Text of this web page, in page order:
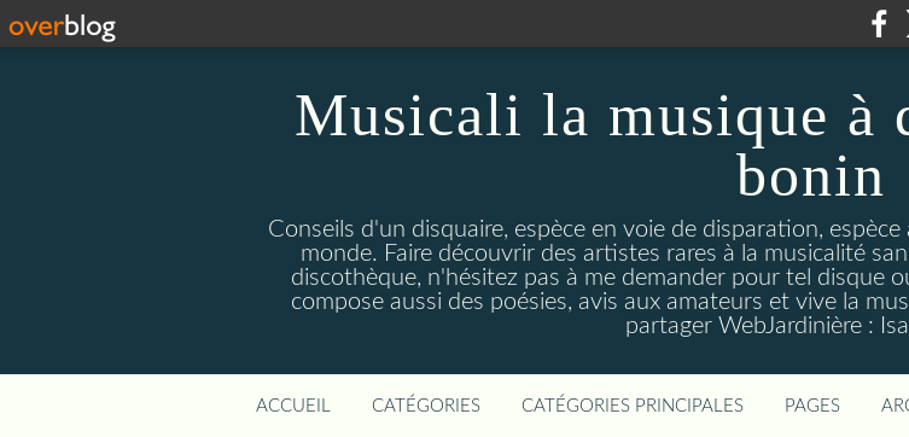
Musicali la musique à
bonin
Conseils d'un disquaire, espèce en voie de disparation,
monde. Faire découvrir des artistes rares à la musicalité
discothèque, n'hésitez pas à me demander pour tel disque
compose aussi des poésies, avis aux amateurs et vive la
partager WebJardinière :
ACCUEIL CATÉGORIES CATÉGORIES PRINCIPALES PAGES